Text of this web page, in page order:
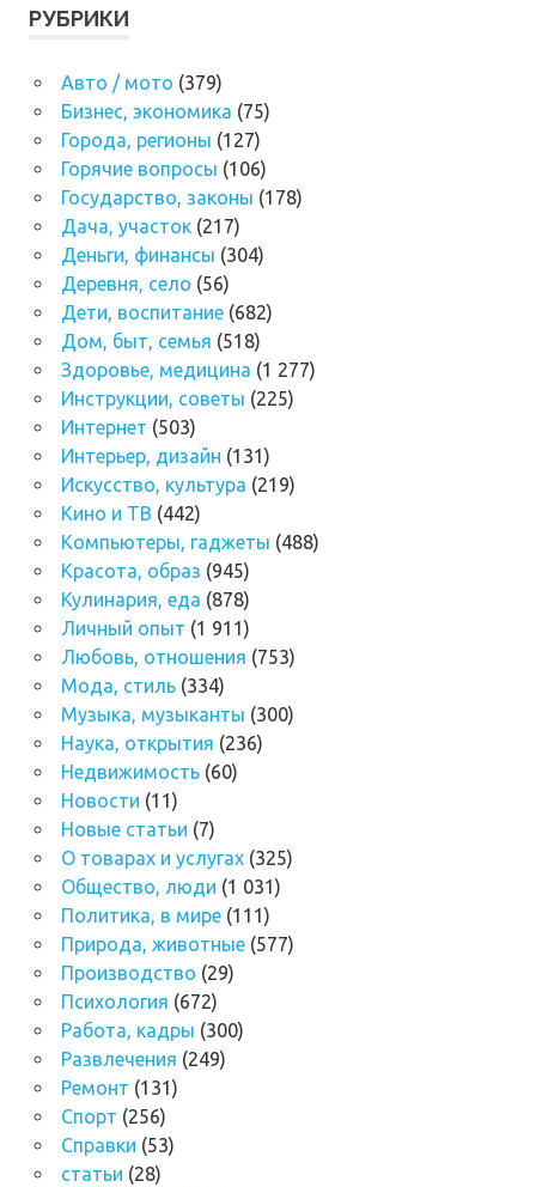
РУБРИКИ
Авто / мото (379)
Бизнес, экономика (75)
Города, регионы (127)
Горячие вопросы (106)
Государство, законы (178)
Дача, участок(217)
Деньги, финансы (304)
Деревня, село (56)
Дети, воспитание(682)
Дом, быт, семья (518)
Здоровье, медицина (1 277)
Инструкции, советы (225)
Интернет (503)
Интерьер, дизайн (131)
Искусство, культура (219)
Кино и ТВ (442)
Компьютеры, гаджеты (488)
Красота, образ (945)
Кулинария, еда (878)
Личный опыт (1 911)
Любовь, отношения (753)
Мода, стиль(334)
Музыка, музыканты (300)
Наука, открытия (236)
Недвижимость(60)
Новости (11)
Новые статьи (7)
О товарах и услугах(325)
Общество, люди (1 031)
Политика, в мире(111)
Природа, животные(577)
Производство (29)
Психология (672)
Работа, кадры (300)
Развлечения (249)
Ремонт (131)
Спорт (256)
Справки (53)
статьи (28)